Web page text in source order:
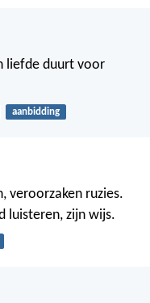
liefde duurt voor
aanbidding
veroorzaken ruzies.
luisteren, zijn wijs.